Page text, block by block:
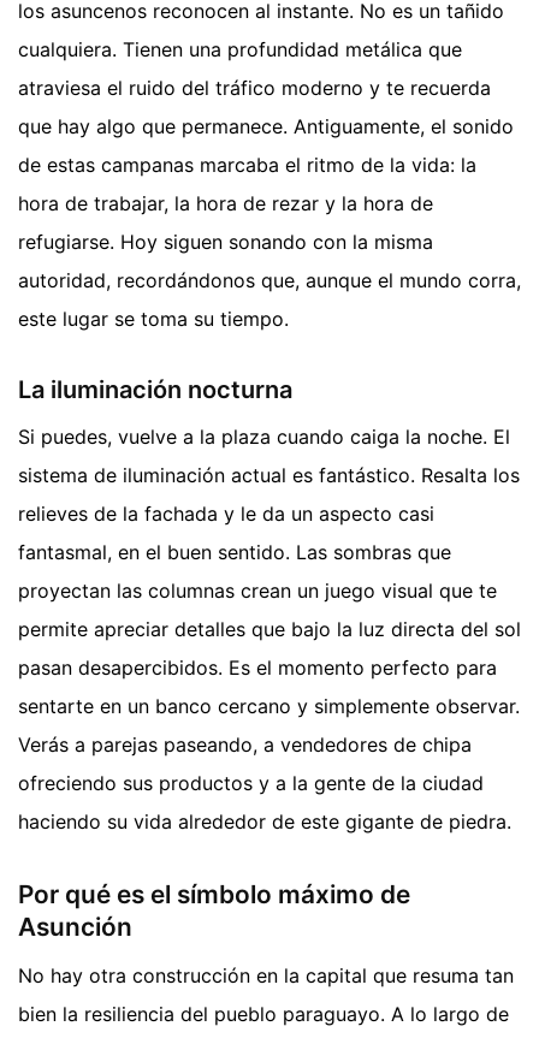
los asuncenos reconocen al instante. No es un tañido
cualquiera. Tienen una profundidad metálica que
atraviesa el ruido del tráfico moderno y te recuerda
que hay algo que permanece. Antiguamente, el sonido
de estas campanas marcaba el ritmo de la vida: la
hora de trabajar, la hora de rezar y la hora de
refugiarse. Hoy siguen sonando con la misma
autoridad, recordándonos que, aunque el mundo corra,
este lugar se toma su tiempo.
La iluminación nocturna
Si puedes, vuelve a la plaza cuando caiga la noche. El
sistema de iluminación actual es fantástico. Resalta los
relieves de la fachada y le da un aspecto casi
fantasmal, en el buen sentido. Las sombras que
proyectan las columnas crean un juego visual que te
permite apreciar detalles que bajo la luz directa del sol
pasan desapercibidos. Es el momento perfecto para
sentarte en un banco cercano y simplemente observar.
Verás a parejas paseando, a vendedores de chipa
ofreciendo sus productos y a la gente de la ciudad
haciendo su vida alrededor de este gigante de piedra.
Por qué es el símbolo máximo de
Asunción
No hay otra construcción en la capital que resuma tan
bien la resiliencia del pueblo paraguayo. A lo largo de